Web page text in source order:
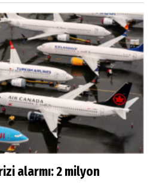
alarmı: 2 milyon